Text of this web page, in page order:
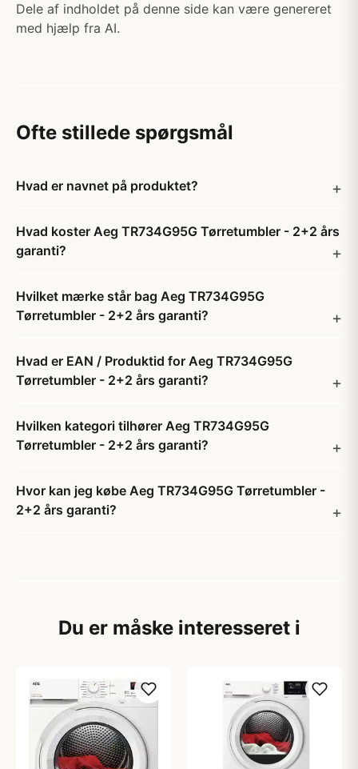
Dele af indholdet på denne side kan være genereret
med hjælp fra AI.
Ofte stillede spørgsmål
Hvad er navnet på produktet?
Hvad koster Aeg TR734G95G Tørretumbler - 2+2 års
garanti?
Hvilket mærke står bag Aeg TR734G95G
Tørretumbler - 2+2 års garanti?
Hvad er EAN / Produktid for Aeg TR734G95G
Tørretumbler - 2+2 års garanti?
Hvilken kategori tilhører Aeg TR734G95G
Tørretumbler - 2+2 års garanti?
Hvor kan jeg købe Aeg TR734G95G Tørretumbler -
2+2 års garanti?
Du er måske interesseret i